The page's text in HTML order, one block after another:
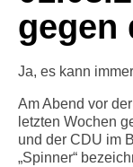
OMAS in
Info-Links
gegen
Ja, es kann
Am Abend vor
letzten Wochen
und der CDU im
„Spinner“